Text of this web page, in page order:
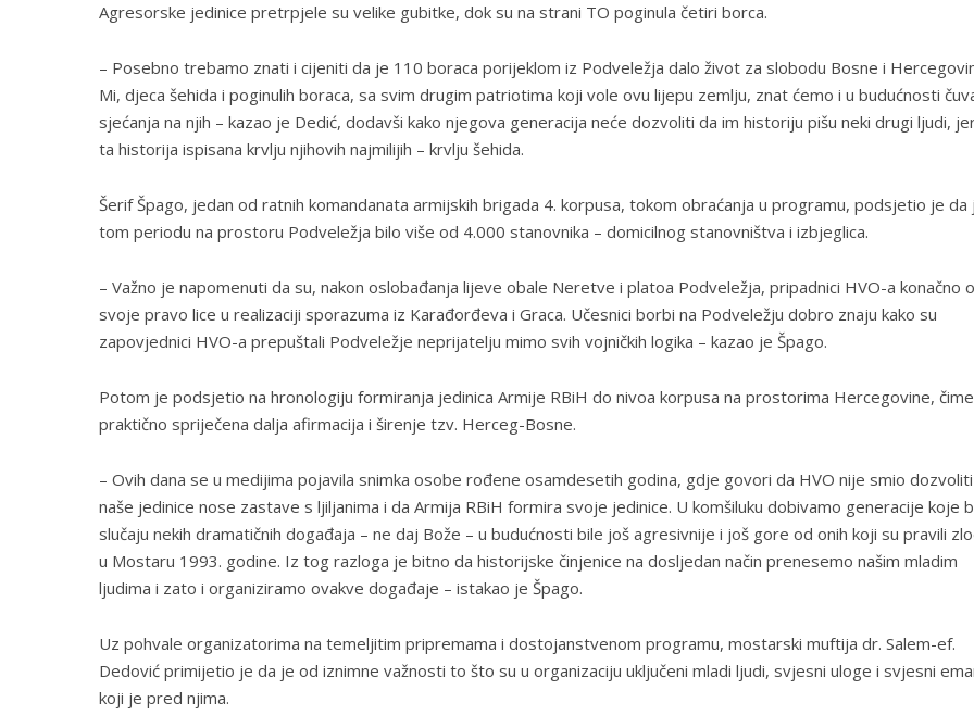
Agresorske jedinice pretrpjele su velike gubitke, dok su na strani TO poginula četiri borca.
– Posebno trebamo znati i cijeniti da je 110 boraca porijeklom iz Podveležja dalo život za slobodu Bosne i
Mi, djeca šehida i poginulih boraca, sa svim drugim patriotima koji vole ovu lijepu zemlju, znat ćemo i u budućnosti
sjećanja na njih – kazao je Dedić, dodavši kako njegova generacija neće dozvoliti da im historiju pišu neki drugi ljudi,
ta historija ispisana krvlju njihovih najmilijih – krvlju šehida.
Šerif Špago, jedan od ratnih komandanata armijskih brigada 4. korpusa, tokom obraćanja u programu, podsjetio je da
tom periodu na prostoru Podveležja bilo više od 4.000 stanovnika – domicilnog stanovništva i izbjeglica.
– Važno je napomenuti da su, nakon oslobađanja lijeve obale Neretve i platoa Podveležja, pripadnici HVO-a konačno
svoje pravo lice u realizaciji sporazuma iz Karađorđeva i Graca. Učesnici borbi na Podveležju dobro znaju kako su
zapovjednici HVO-a prepuštali Podveležje neprijatelju mimo svih vojničkih logika – kazao je Špago.
Potom je podsjetio na hronologiju formiranja jedinica Armije RBiH do nivoa korpusa na prostorima Hercegovine,
praktično spriječena dalja afirmacija i širenje tzv. Herceg-Bosne.
– Ovih dana se u medijima pojavila snimka osobe rođene osamdesetih godina, gdje govori da HVO nije smio
naše jedinice nose zastave s ljiljanima i da Armija RBiH formira svoje jedinice. U komšiluku dobivamo generacije koje
slučaju nekih dramatičnih događaja – ne daj Bože – u budućnosti bile još agresivnije i još gore od onih koji su pravili
u Mostaru 1993. godine. Iz tog razloga je bitno da historijske činjenice na dosljedan način prenesemo našim mladim
ljudima i zato i organiziramo ovakve događaje – istakao je Špago.
Uz pohvale organizatorima na temeljitim pripremama i dostojanstvenom programu, mostarski muftija dr. Salem-ef.
Dedović primijetio je da je od iznimne važnosti to što su u organizaciju uključeni mladi ljudi, svjesni uloge i svjesni
koji je pred njima.